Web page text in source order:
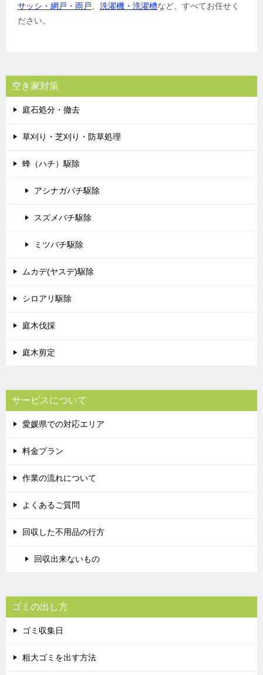
サッシ・網戸・雨戸、 洗濯機・洗濯槽など、すべてお任せく
ださい。
空き家対策
庭石処分・撤去
草刈り・芝刈り・防草処理
蜂（ハチ）駆除
アシナガバチ駆除
スズメバチ駆除
ミツバチ駆除
ムカデ(ヤスデ)駆除
シロアリ駆除
庭木伐採
庭木剪定
サービスについて
愛媛県での対応エリア
料金プラン
作業の流れについて
よくあるご質問
回収した不用品の行方
回収出来ないもの
ゴミの出し方
ゴミ収集日
粗大ゴミを出す方法